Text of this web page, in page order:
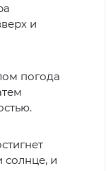
и
погода
солнце, и